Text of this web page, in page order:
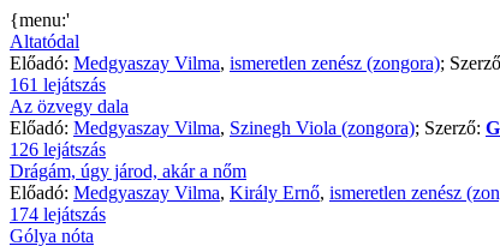
{menu:'
Altatódal
Előadó: Medgyaszay Vilma, ismeretlen zenész (zongora);
161 lejátszás
Az özvegy dala
Előadó: Medgyaszay Vilma, Szinegh Viola (zongora); Szerző:
126 lejátszás
Drágám, úgy járod, akár a nőm
Előadó: Medgyaszay Vilma, Király Ernő, ismeretlen zenész
174 lejátszás
Gólya nóta